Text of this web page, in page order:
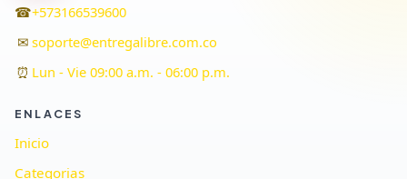
☎+573166539600
✉ soporte@entregalibre.com.co
⏰ Lun - Vie 09:00 a.m. - 06:00 p.m.
ENLACES
Inicio
Categorias